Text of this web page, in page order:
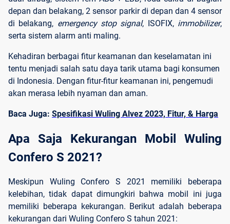
depan dan belakang, 2 sensor parkir di depan dan 4 sensor
di belakang, emergency stop signal, ISOFIX, immobilizer,
serta sistem alarm anti maling.
Kehadiran berbagai fitur keamanan dan keselamatan ini
tentu menjadi salah satu daya tarik utama bagi konsumen
di Indonesia. Dengan fitur-fitur keamanan ini, pengemudi
akan merasa lebih nyaman dan aman.
Baca Juga: Spesifikasi Wuling Alvez 2023, Fitur, & Harga
Apa Saja Kekurangan Mobil Wuling
Confero S 2021?
Meskipun Wuling Confero S 2021 memiliki beberapa
kelebihan, tidak dapat dimungkiri bahwa mobil ini juga
memiliki beberapa kekurangan. Berikut adalah beberapa
kekurangan dari Wuling Confero S tahun 2021: